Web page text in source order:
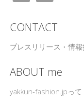
CONTACT
プレスリリース・情報
ABOUT me
yakkun-fashion.jpって